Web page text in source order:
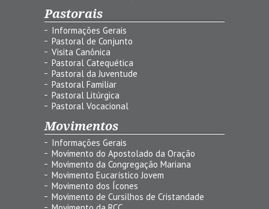
Pastorais
Informações Gerais
Pastoral de Conjunto
Visita Canônica
Pastoral Catequética
Pastoral da Juventude
Pastoral Familiar
Pastoral Litúrgica
Pastoral Vocacional
Movimentos
Informações Gerais
Movimento do Apostolado da Oração
Movimento da Congregação Mariana
Movimento Eucarístico Jovem
Movimento dos Ícones
Movimento de Cursilhos de Cristandade